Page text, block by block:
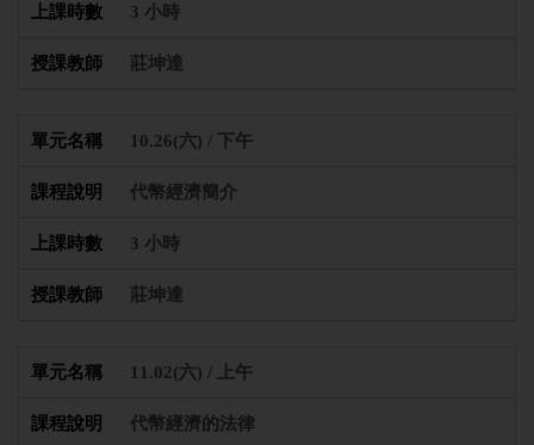
3 小時
莊坤達
10.26(六) / 下午
代幣經濟簡介
3 小時
莊坤達
11.02(六) / 上午
代幣經濟的法律